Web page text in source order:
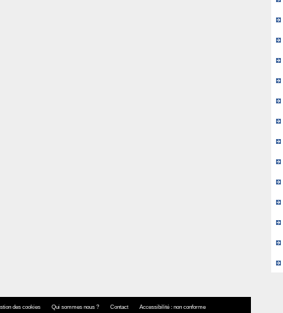
des cookies Qui sommes nous ? Contact Accessibilité : non conforme